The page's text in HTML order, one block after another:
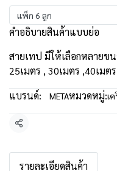
แพ็ก 6 ลูก
คำอธิบายสินค้าแบบย่อ
สายเทป มีให้เลือกหลายข
25เมตร , 30เมตร ,40เมต
แบรนด์:
METAหมวดหมู่:เ
แชร์
รายละเอียดสินค้า